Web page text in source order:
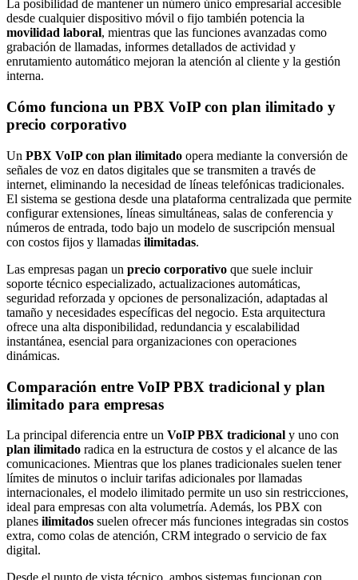
La posibilidad de mantener un número único empresarial accesible
desde cualquier dispositivo móvil o fijo también potencia la
movilidad laboral, mientras que las funciones avanzadas como
grabación de llamadas, informes detallados de actividad y
enrutamiento automático mejoran la atención al cliente y la gestión
interna.
Cómo funciona un PBX VoIP con plan ilimitado y
precio corporativo
Un PBX VoIP con plan ilimitado opera mediante la conversión de
señales de voz en datos digitales que se transmiten a través de
internet, eliminando la necesidad de líneas telefónicas tradicionales.
El sistema se gestiona desde una plataforma centralizada que permite
configurar extensiones, líneas simultáneas, salas de conferencia y
números de entrada, todo bajo un modelo de suscripción mensual
con costos fijos y llamadas ilimitadas.
Las empresas pagan un precio corporativo que suele incluir
soporte técnico especializado, actualizaciones automáticas,
seguridad reforzada y opciones de personalización, adaptadas al
tamaño y necesidades específicas del negocio. Esta arquitectura
ofrece una alta disponibilidad, redundancia y escalabilidad
instantánea, esencial para organizaciones con operaciones
dinámicas.
Comparación entre VoIP PBX tradicional y plan
ilimitado para empresas
La principal diferencia entre un VoIP PBX tradicional y uno con
plan ilimitado radica en la estructura de costos y el alcance de las
comunicaciones. Mientras que los planes tradicionales suelen tener
límites de minutos o incluir tarifas adicionales por llamadas
internacionales, el modelo ilimitado permite un uso sin restricciones,
ideal para empresas con alta volumetría. Además, los PBX con
planes ilimitados suelen ofrecer más funciones integradas sin costos
extra, como colas de atención, CRM integrado o servicio de fax
digital.